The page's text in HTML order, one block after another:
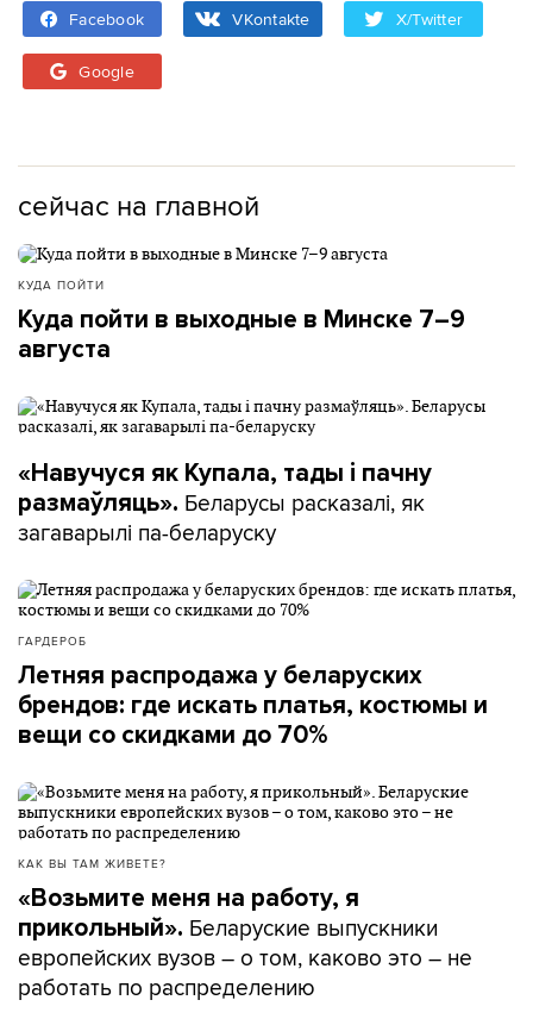
Facebook VKontakte X/Twitter
Google
сейчас на главной
КУДА ПОЙТИ
Куда пойти в выходные в Минске 7–9
августа
«Навучуся як Купала, тады і пачну
размаўляць». Беларусы расказалі, як
загаварылі па-беларуску
ГАРДЕРОБ
Летняя распродажа у беларуских
брендов: где искать платья, костюмы и
вещи со скидками до 70%
КАК ВЫ ТАМ ЖИВЕТЕ?
«Возьмите меня на работу, я
прикольный». Беларуские выпускники
европейских вузов – о том, каково это – не
работать по распределению